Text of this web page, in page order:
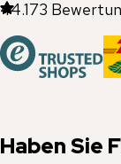
44.173
Haben Sie